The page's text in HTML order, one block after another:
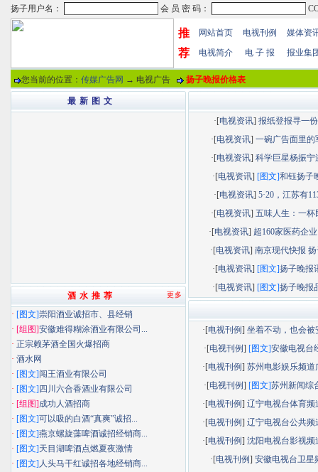
推
荐
网站首页 电视刊例
媒体资
电视简介
电 子 报 报业集
您当前的位置： 传媒广告网 → 电视广告 扬子晚报价格表
·[电视资讯] 报纸登报寻一份
·[电视资讯]一碗广告面里的
·[电视资讯]科学巨星杨振宁
·[电视资讯] [图文]和钰扬子
·[电视资讯]5·20，江苏有
·[电视资讯]五味人生：一杯
·[电视资讯] 超160家医药企
·[电视资讯] 南京现代快报 扬
·[电视资讯] [图文]扬子晚报
·[电视资讯] [图文]扬子晚报
·[电视刊例]坐着不动，也会被
·[电视刊例] [图文]安徽电视台
·[电视刊例]苏州电影娱乐频道
·[电视刊例] [图文]苏州新闻综
·[电视刊例]辽宁电视台体育频
·[电视刊例]辽宁电视台公共频
·[电视刊例]沈阳电视台影视频
·[电视刊例] 安徽电视台卫星
最 新 图 文
更多
酒 水 推 荐
· [图文]崇阳酒业诚招市、县经销
· [组图]安徽难得糊涂酒业有限公司...
· 正宗赖茅酒全国火爆招商
· 酒水网
· [图文]闯王酒业有限公司
· [图文] 四川六合香酒业有限公司
· [组图]成功人酒招商
· [图文]可以吸的白酒“真爽”诚招...
· [图文]燕京螺旋藻啤酒诚招经销商...
· [图文]天目湖啤酒点燃夏夜激情
· [图文] 人头马干红诚招各地经销商...